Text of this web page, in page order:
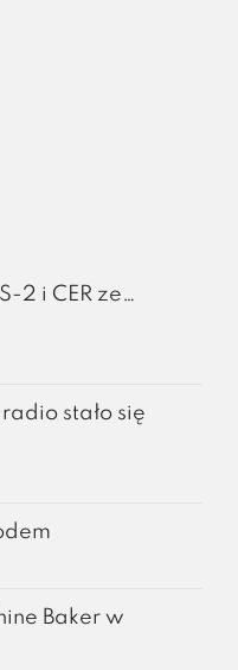
2 i CER ze…
stało się
Baker w